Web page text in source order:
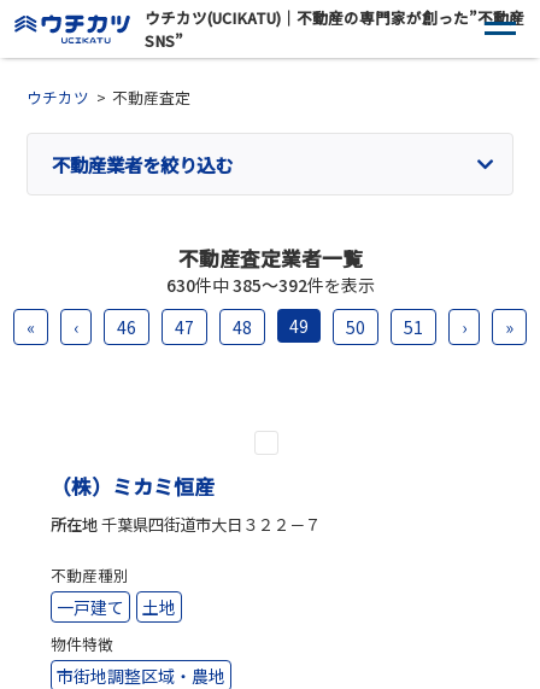
ウチカツ(UCIKATU)｜不動産の専門家が創った”不動産
SNS”
ウチカツ 不動産査定
不動産業者を絞り込む
不動産査定業者一覧
630件中385〜392件を表示
«
‹ 46 47 48 49 50 51 › »
（株）ミカミ恒産
所在地千葉県四街道市大日３２２－７
不動産種別
一戸建て 土地
物件特徴
市街地調整区域・農地